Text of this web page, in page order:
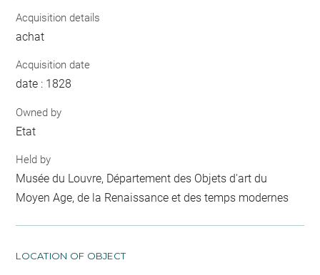
Acquisition details
achat
Acquisition date
date : 1828
Owned by
Etat
Held by
Musée du Louvre, Département des Objets d'art du
Moyen Age, de la Renaissance et des temps modernes
LOCATION OF OBJECT